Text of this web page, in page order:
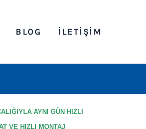
BLOG İLETIŞIM
AYNI GÜN HIZLI
VE HIZLI MONTAJ